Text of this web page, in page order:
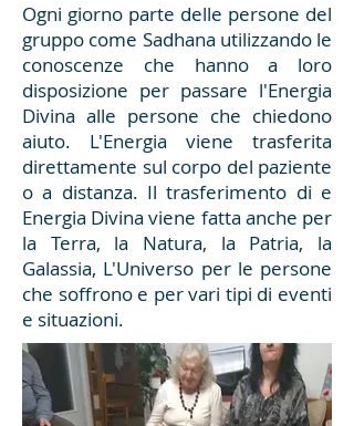
Ogni giorno parte delle persone del
gruppo come Sadhana utilizzando le
conoscenze che hanno a loro
disposizione per passare l'Energia
Divina alle persone che chiedono
aiuto. L'Energia viene trasferita
direttamente sul corpo del paziente
o a distanza. Il trasferimento di e
Energia Divina viene fatta anche per
la Terra, la Natura, la Patria, la
Galassia, L'Universo per le persone
che soffrono e per vari tipi di eventi
e situazioni.